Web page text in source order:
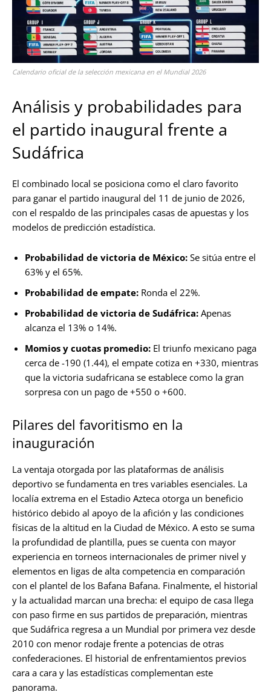
Calendario oficial de la selección mexicana en el Mundial 2026
Análisis y probabilidades para
el partido inaugural frente a
Sudáfrica
El combinado local se posiciona como el claro favorito
para ganar el partido inaugural del 11 de junio de 2026,
con el respaldo de las principales casas de apuestas y los
modelos de predicción estadística.
Probabilidad de victoria de México: Se sitúa entre el
63% y el 65%.
Probabilidad de empate: Ronda el 22%.
Probabilidad de victoria de Sudáfrica: Apenas
alcanza el 13% o 14%.
Momios y cuotas promedio: El triunfo mexicano paga
cerca de -190 (1.44), el empate cotiza en +330, mientras
que la victoria sudafricana se establece como la gran
sorpresa con un pago de +550 o +600.
Pilares del favoritismo en la
inauguración
La ventaja otorgada por las plataformas de análisis
deportivo se fundamenta en tres variables esenciales. La
localía extrema en el Estadio Azteca otorga un beneficio
histórico debido al apoyo de la afición y las condiciones
físicas de la altitud en la Ciudad de México. A esto se suma
la profundidad de plantilla, pues se cuenta con mayor
experiencia en torneos internacionales de primer nivel y
elementos en ligas de alta competencia en comparación
con el plantel de los Bafana Bafana. Finalmente, el historial
y la actualidad marcan una brecha: el equipo de casa llega
con paso firme en sus partidos de preparación, mientras
que Sudáfrica regresa a un Mundial por primera vez desde
2010 con menor rodaje frente a potencias de otras
confederaciones. El historial de enfrentamientos previos
cara a cara y las estadísticas complementan este
panorama.